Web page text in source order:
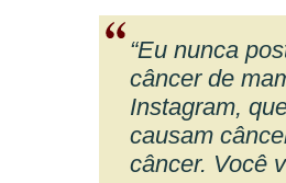
“Eu nunca
câncer de
Instagram,
causam
câncer. Você